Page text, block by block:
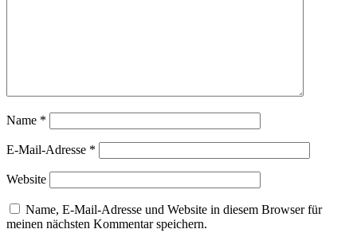
Name *
E-Mail-Adresse *
Website
Name, E-Mail-Adresse und Website in diesem Browser für
meinen nächsten Kommentar speichern.